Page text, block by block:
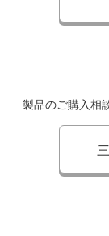
製品のご購入相